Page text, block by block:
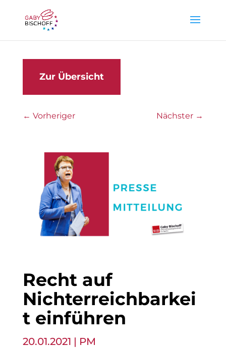
Zur Übersicht
← Vorheriger Nächster →
Recht auf
Nichterreichbarkei
t einführen
20.01.2021 | PM